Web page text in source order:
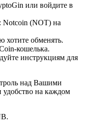
или войдите в
Notcoin (NOT) на
хотите обменять.
кошелька.
инструкциям для
над Вашими
удобство на каждом